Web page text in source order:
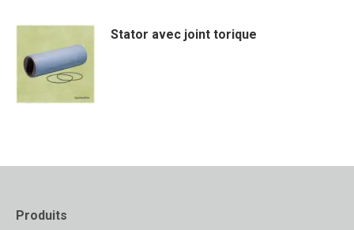
Stator avec joint torique
Produits